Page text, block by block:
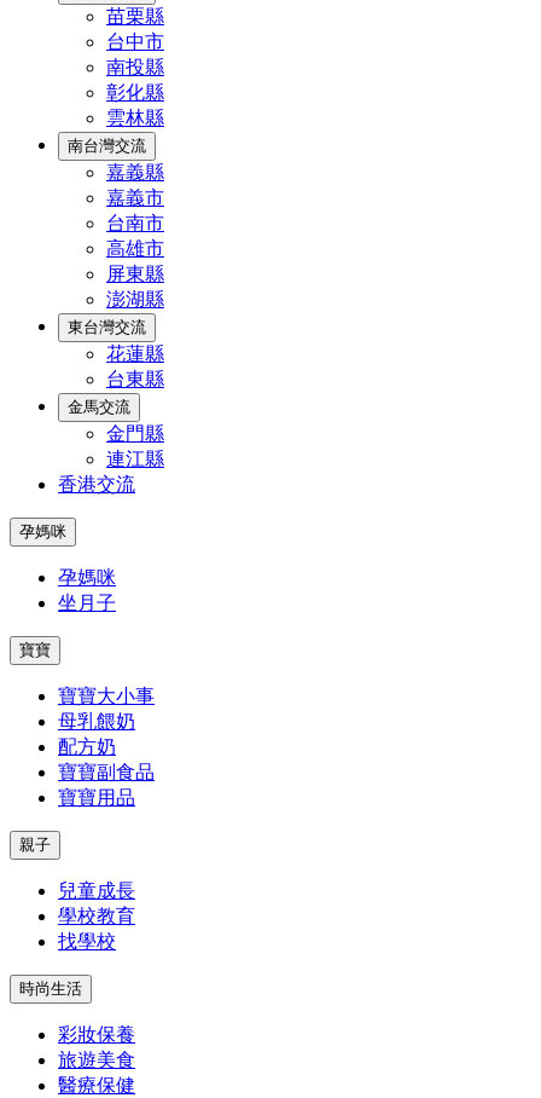
苗栗縣
台中市
南投縣
彰化縣
雲林縣
南台灣交流
嘉義縣
嘉義市
台南市
高雄市
屏東縣
澎湖縣
東台灣交流
花蓮縣
台東縣
金馬交流
金門縣
連江縣
香港交流
孕媽咪
孕媽咪
坐月子
寶寶
寶寶大小事
母乳餵奶
配方奶
寶寶副食品
寶寶用品
親子
兒童成長
學校教育
找學校
時尚生活
彩妝保養
旅遊美食
醫療保健